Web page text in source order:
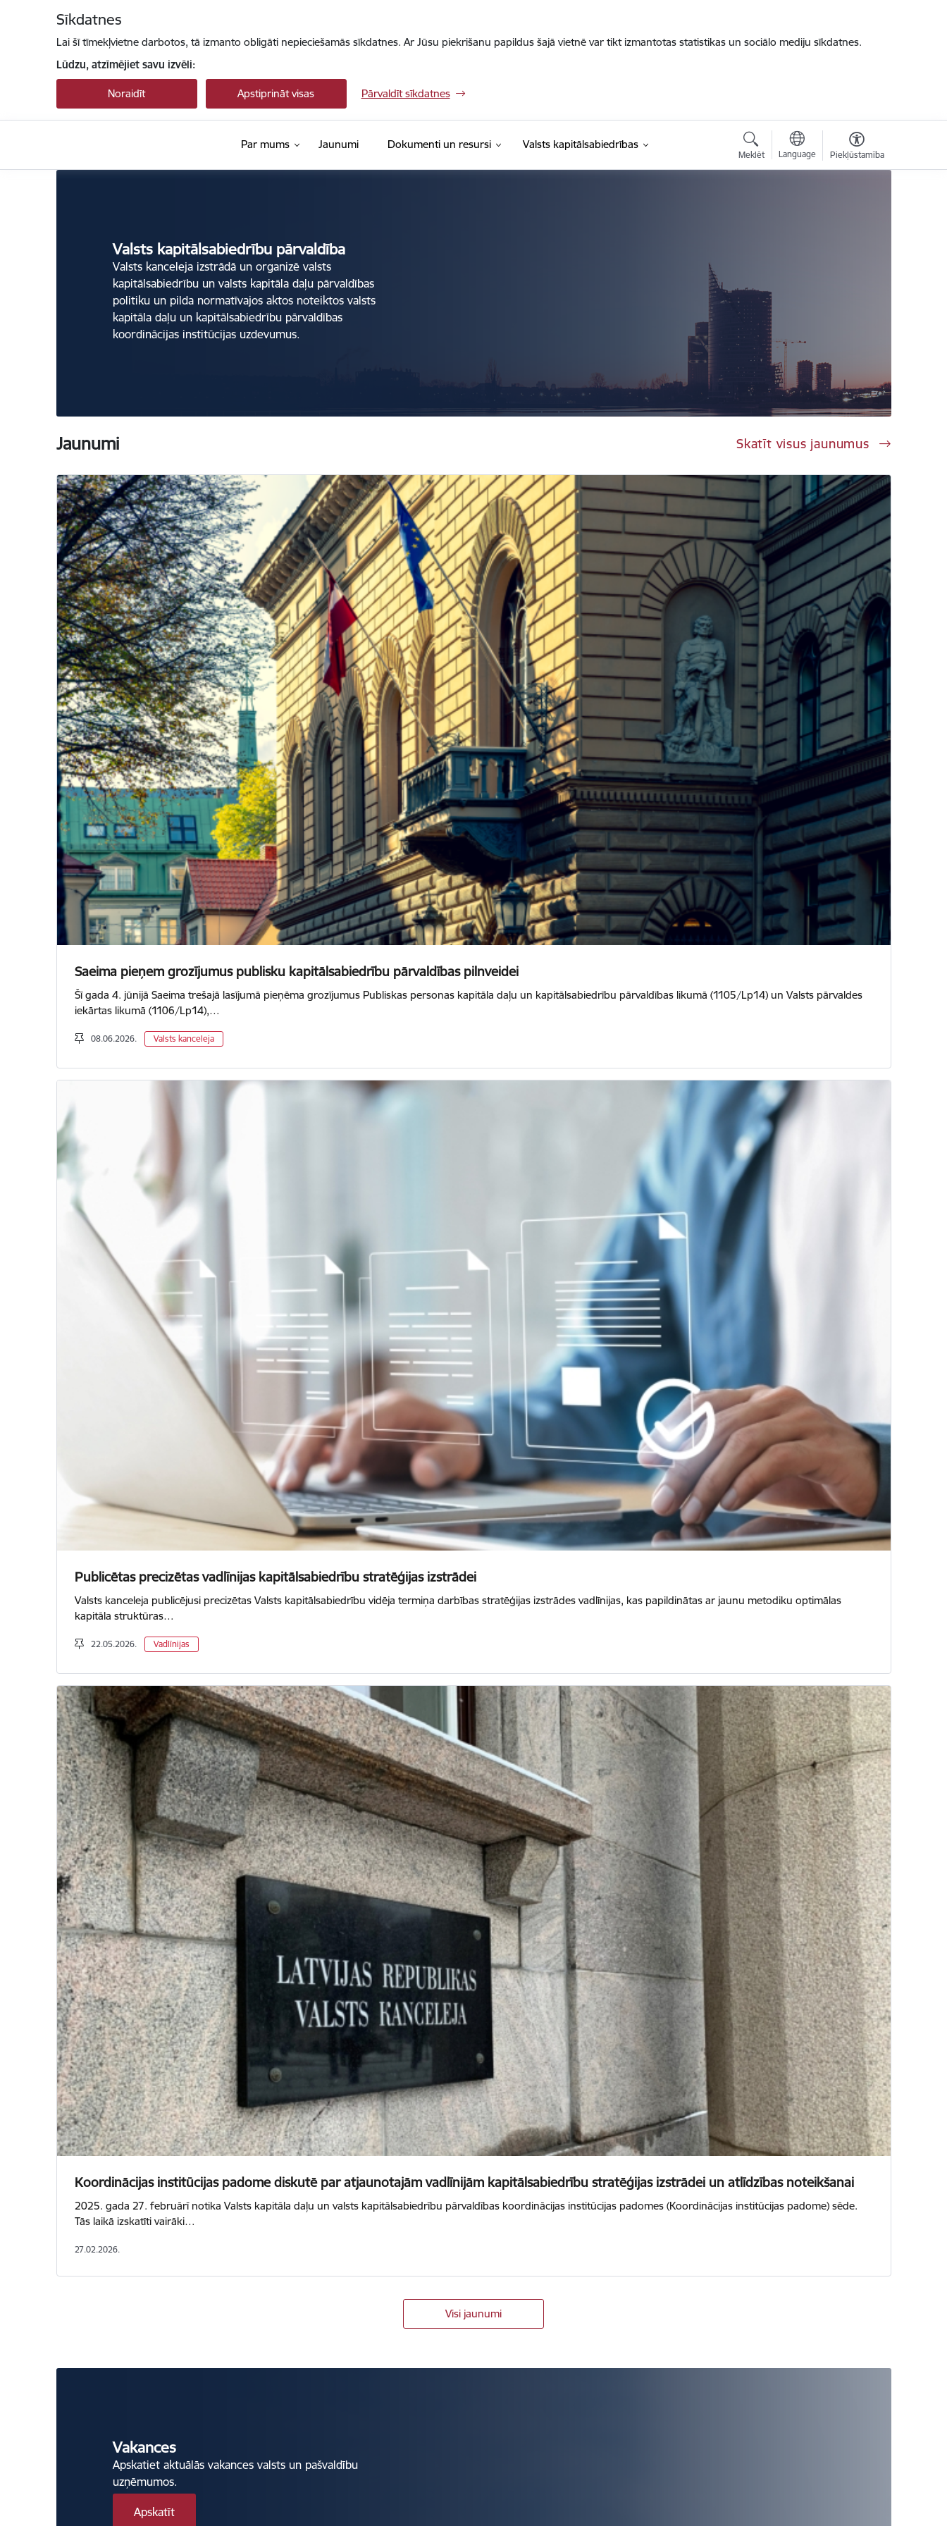
Sīkdatnes
Lai šī tīmekļvietne darbotos, tā izmanto obligāti nepieciešamās sīkdatnes. Ar Jūsu piekrišanu papildus šajā vietnē var tikt izmantotas statistikas un sociālo mediju sīkdatnes.
Lūdzu, atzīmējiet savu izvēli:
Noraidīt Apstiprināt visas Pārvaldīt sīkdatnes
Par mums Jaunumi Dokumenti un resursi Valsts kapitālsabiedrības
Meklēt Language Piekļūstamība
Valsts kapitālsabiedrību pārvaldība
Valsts kapitālsabiedrību pārvaldība
Valsts kanceleja izstrādā un organizē valsts
kapitālsabiedrību un valsts kapitāla daļu pārvaldības
politiku un pilda normatīvajos aktos noteiktos valsts
kapitāla daļu un kapitālsabiedrību pārvaldības
koordinācijas institūcijas uzdevumus.
Jaunumi Skatīt visus jaunumus
Saeima pieņem grozījumus publisku kapitālsabiedrību pārvaldības pilnveidei
Šī gada 4. jūnijā Saeima trešajā lasījumā pieņēma grozījumus Publiskas personas kapitāla daļu un kapitālsabiedrību pārvaldības likumā (1105/Lp14) un Valsts pārvaldes
iekārtas likumā (1106/Lp14),…
08.06.2026. Valsts kanceleja
Publicētas precizētas vadlīnijas kapitālsabiedrību stratēģijas izstrādei
Valsts kanceleja publicējusi precizētas Valsts kapitālsabiedrību vidēja termiņa darbības stratēģijas izstrādes vadlīnijas, kas papildinātas ar jaunu metodiku optimālas
kapitāla struktūras…
22.05.2026. Vadlīnijas
Koordinācijas institūcijas padome diskutē par atjaunotajām vadlīnijām kapitālsabiedrību stratēģijas izstrādei un atlīdzības noteikšanai
2025. gada 27. februārī notika Valsts kapitāla daļu un valsts kapitālsabiedrību pārvaldības koordinācijas institūcijas padomes (Koordinācijas institūcijas padome) sēde.
Tās laikā izskatīti vairāki…
27.02.2026.
Visi jaunumi
Vakances
Apskatiet aktuālās vakances valsts un pašvaldību
uzņēmumos.
Apskatīt